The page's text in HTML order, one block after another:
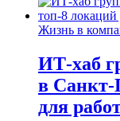
Жизнь в
ИТ-хаб
в Санкт-
для